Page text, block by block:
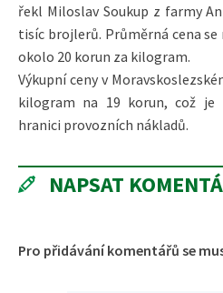
řekl Miloslav Soukup z farmy
tisíc brojlerů. Průměrná cena
okolo 20 korun za kilogram.
Výkupní ceny v
kilogram na 19 korun, což je
hranici provozních nákladů.
NAPSAT
Pro přidávání komentářů se